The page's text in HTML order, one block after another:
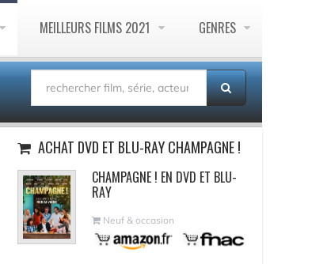
MEILLEURS FILMS 2021 GENRES
ACHAT DVD ET BLU-RAY CHAMPAGNE !
CHAMPAGNE ! EN DVD ET BLU-
RAY
Neuf & occasion